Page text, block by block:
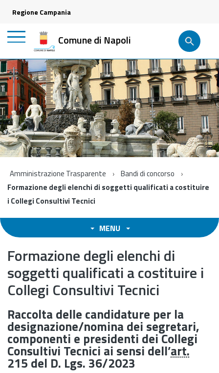
Regione Campania
Comune di Napoli
Amministrazione Trasparente
Bandi di concorso
Formazione degli elenchi di soggetti qualificati a costituire
i Collegi Consultivi Tecnici
MENU
Formazione degli elenchi di
soggetti qualificati a costituire i
Collegi Consultivi Tecnici
Raccolta delle candidature per la
designazione/nomina dei segretari,
componenti e presidenti dei Collegi
Consultivi Tecnici ai sensi dell’art.
215 del D. Lgs. 36/2023